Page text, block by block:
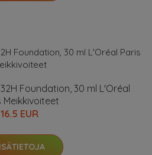
Foundation, 30 ml L'Oréal
Meikkivoiteet
16.5 EUR